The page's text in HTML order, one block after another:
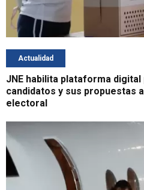
Actualidad
JNE habilita plataforma
candidatos y sus propuestas
electoral